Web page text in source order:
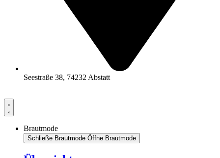
Seestraße 38, 74232 Abstatt
Brautmode
Schließe Brautmode Öffne Brautmode